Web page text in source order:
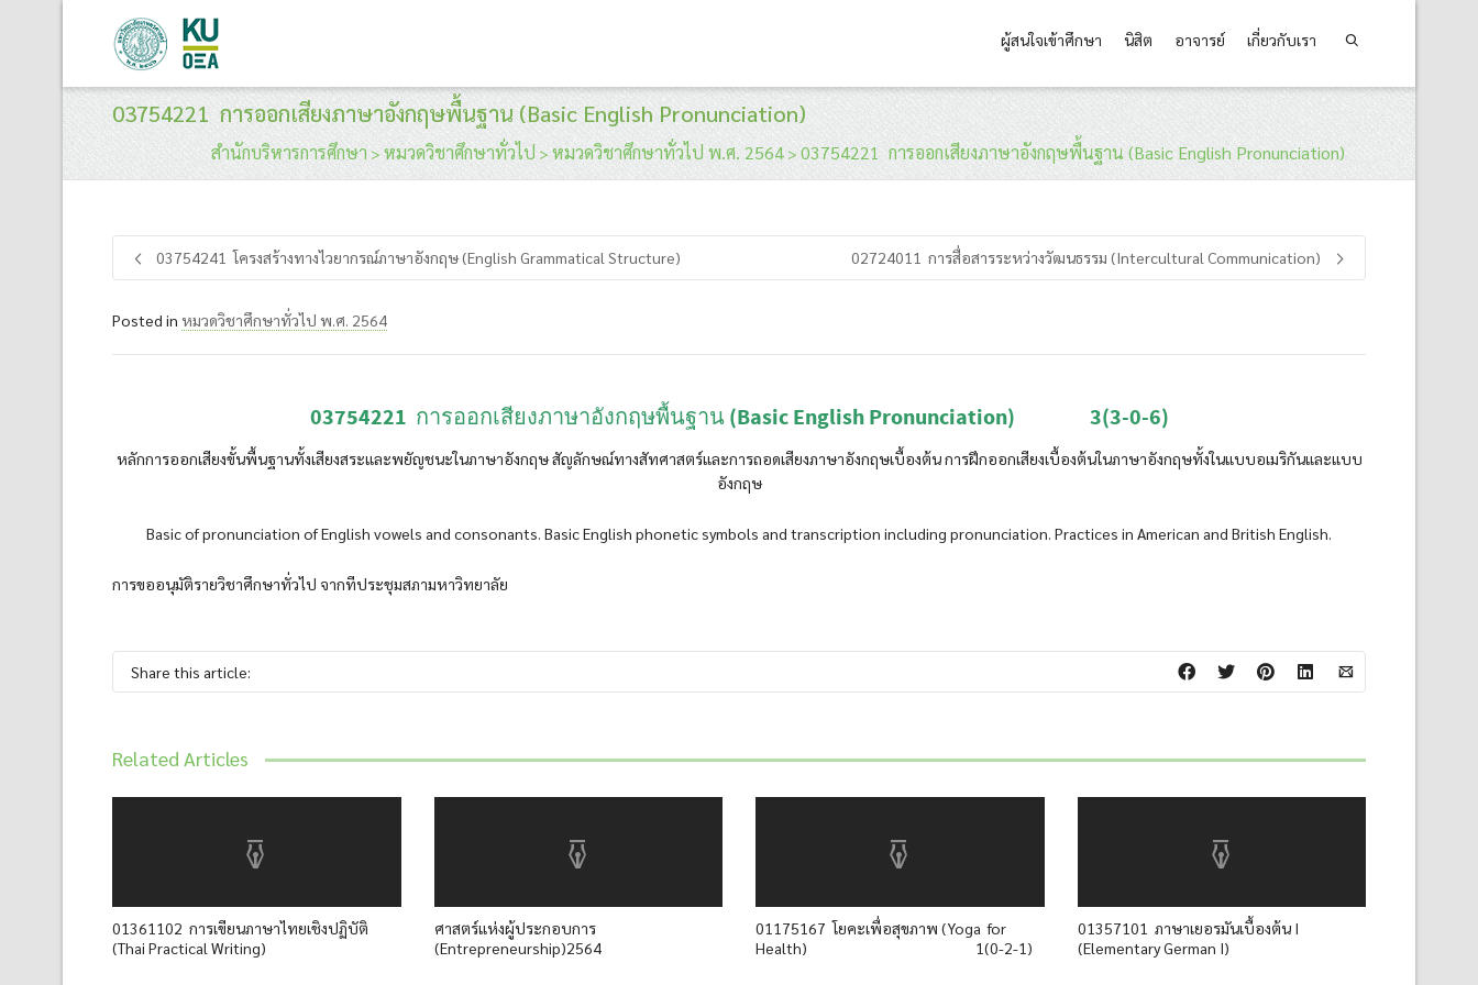
ผู้สนใจเข้าศึกษา นิสิต อาจารย์ เกี่ยวกับเรา
03754221 การออกเสียงภาษาอังกฤษพื้นฐาน (Basic English Pronunciation)
สำนักบริหารการศึกษา > หมวดวิชาศึกษาทั่วไป > หมวดวิชาศึกษาทั่วไป พ.ศ. 2564> 03754221 การออกเสียงภาษาอังกฤษพื้นฐาน (Basic English Pronunciation)
03754241 โครงสร้างทางไวยากรณ์ภาษาอังกฤษ (English Grammatical Structure) 02724011 การสื่อสารระหว่างวัฒนธรรม (Intercultural Communication)
Posted in หมวดวิชาศึกษาทั่วไป พ.ศ. 2564
03754221 การออกเสียงภาษาอังกฤษพื้นฐาน(Basic English Pronunciation) 3(3-0-6)
หลักการออกเสียงขั้นพื้นฐานทั้งเสียงสระและพยัญชนะในภาษาอังกฤษ สัญลักษณ์ทางสัทศาสตร์และการถอดเสียงภาษาอังกฤษเบื้องต้น การฝึกออกเสียงเบื้องต้นในภาษาอังกฤษทั้งในแบบอเมริกันและแบบ
อังกฤษ
Basic of pronunciation of English vowels and consonants. Basic English phonetic symbols and transcription including pronunciation. Practices in American and British English.
การขออนุมัติรายวิชาศึกษาทั่วไป จากทีประชุมสภามหาวิทยาลัย
Share this article:
Related Articles
01361102 การเขียนภาษาไทยเชิงปฏิบัติ
(Thai Practical Writing)
ศาสตร์แห่งผู้ประกอบการ
(Entrepreneurship)2564
01175167 โยคะเพื่อสุขภาพ (Yoga for
Health) 1(0-2-1)
01357101 ภาษาเยอรมันเบื้องต้น I
(Elementary German I)